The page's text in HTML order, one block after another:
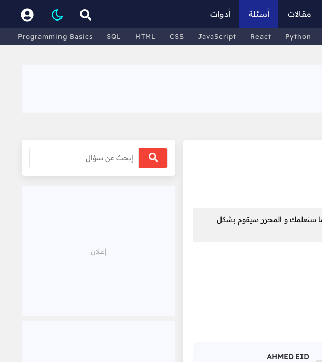
مقالات أسئلة أدوات
Programming Basics SQL HTML CSS JavaScript React Python
سنعلمك و المحرر سيقوم بشكل
AHMED EID